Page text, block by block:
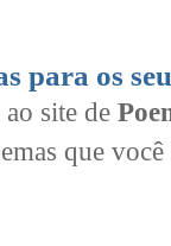
para os
site de
que